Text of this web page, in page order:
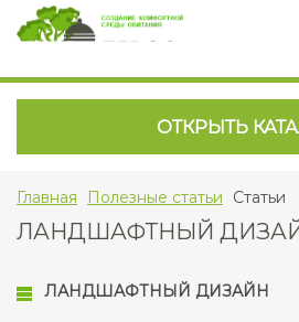
ОТКРЫТЬ
Главная Полезные статьи Статьи
ЛАНДШАФТНЫЙ
ЛАНДШАФТНЫЙ ДИЗАЙН